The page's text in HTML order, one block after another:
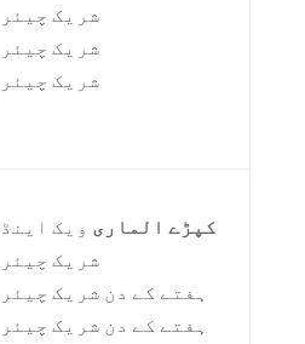
شریک چیئر
شریک چیئر
شریک چیئر
کپڑے الماری ویک اینڈ
شریک چیئر
ہفتے کے دن شریک چیئر
ہفتے کے دن شریک چیئر